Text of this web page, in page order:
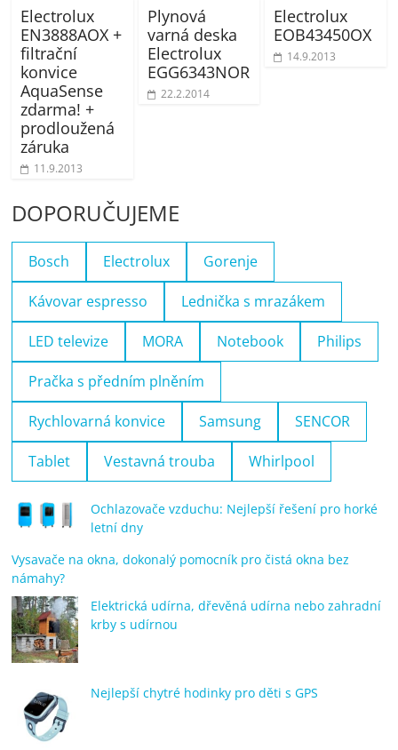
Electrolux
EN3888AOX +
filtrační
konvice
AquaSense
zdarma! +
prodloužená
záruka
11.9.2013
Plynová
varná deska
Electrolux
EGG6343NOR
22.2.2014
Electrolux
EOB43450OX
14.9.2013
DOPORUČUJEME
Bosch Electrolux Gorenje
Kávovar espresso Lednička s mrazákem
LED televize MORA Notebook Philips
Pračka s předním plněním
Rychlovarná konvice Samsung SENCOR
Tablet Vestavná trouba Whirlpool
Ochlazovače vzduchu: Nejlepší řešení pro horké
letní dny
Vysavače na okna, dokonalý pomocník pro čistá okna bez
námahy?
Elektrická udírna, dřevěná udírna nebo zahradní
krby s udírnou
Nejlepší chytré hodinky pro děti s GPS